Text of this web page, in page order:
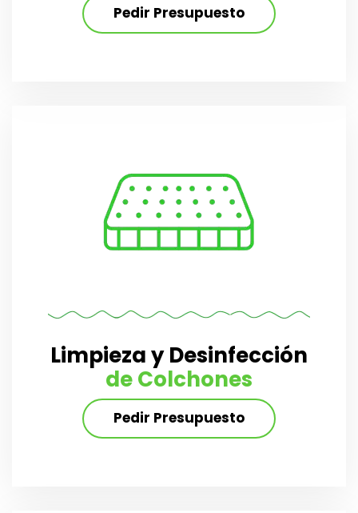
Pedir Presupuesto
Limpieza y Desinfección
de Colchones
Pedir Presupuesto